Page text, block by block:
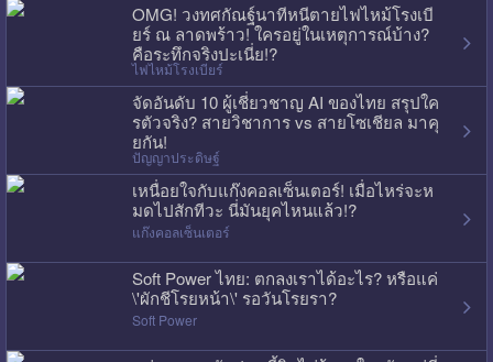
OMG! วงทศกัณฐ์นาทีหนีตายไฟไหม้โรงเบี
ยร์ ณ ลาดพร้าว! ใครอยู่ในเหตุการณ์บ้าง?
คือระทึกจริงปะเนี่ย!?
ไฟไหม้โรงเบียร์
จัดอันดับ 10 ผู้เชี่ยวชาญ AI ของไทย สรุปใค
รตัวจริง? สายวิชาการ vs สายโซเชียล มาคุ
ยกัน!
ปัญญาประดิษฐ์
เหนื่อยใจกับแก๊งคอลเซ็นเตอร์! เมื่อไหร่จะห
มดไปสักทีวะ นี่มันยุคไหนแล้ว!?
แก๊งคอลเซ็นเตอร์
Soft Power ไทย: ตกลงเราได้อะไร? หรือแค่
\'ผักชีโรยหน้า\' รอวันโรยรา?
Soft Power